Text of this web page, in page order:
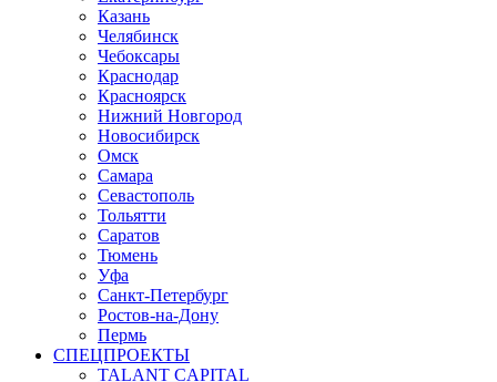
Казань
Челябинск
Чебоксары
Краснодар
Красноярск
Нижний Новгород
Новосибирск
Омск
Самара
Севастополь
Тольятти
Саратов
Тюмень
Уфа
Санкт-Петербург
Ростов-на-Дону
Пермь
СПЕЦПРОЕКТЫ
TALANT CAPITAL